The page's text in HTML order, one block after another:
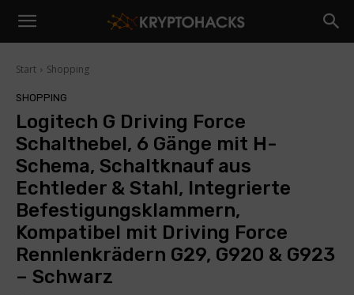
Start Shopping
SHOPPING
Logitech G Driving Force
Schalthebel, 6 Gänge mit H-
Schema, Schaltknauf aus
Echtleder & Stahl, Integrierte
Befestigungsklammern,
Kompatibel mit Driving Force
Rennlenkrädern G29, G920 & G923
– Schwarz